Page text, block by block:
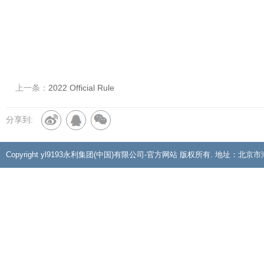
上一条： 2022 Official Rule
分享到:
Copyright yl9193永利集团(中国)有限公司-官方网站 版权所有. 地址：北